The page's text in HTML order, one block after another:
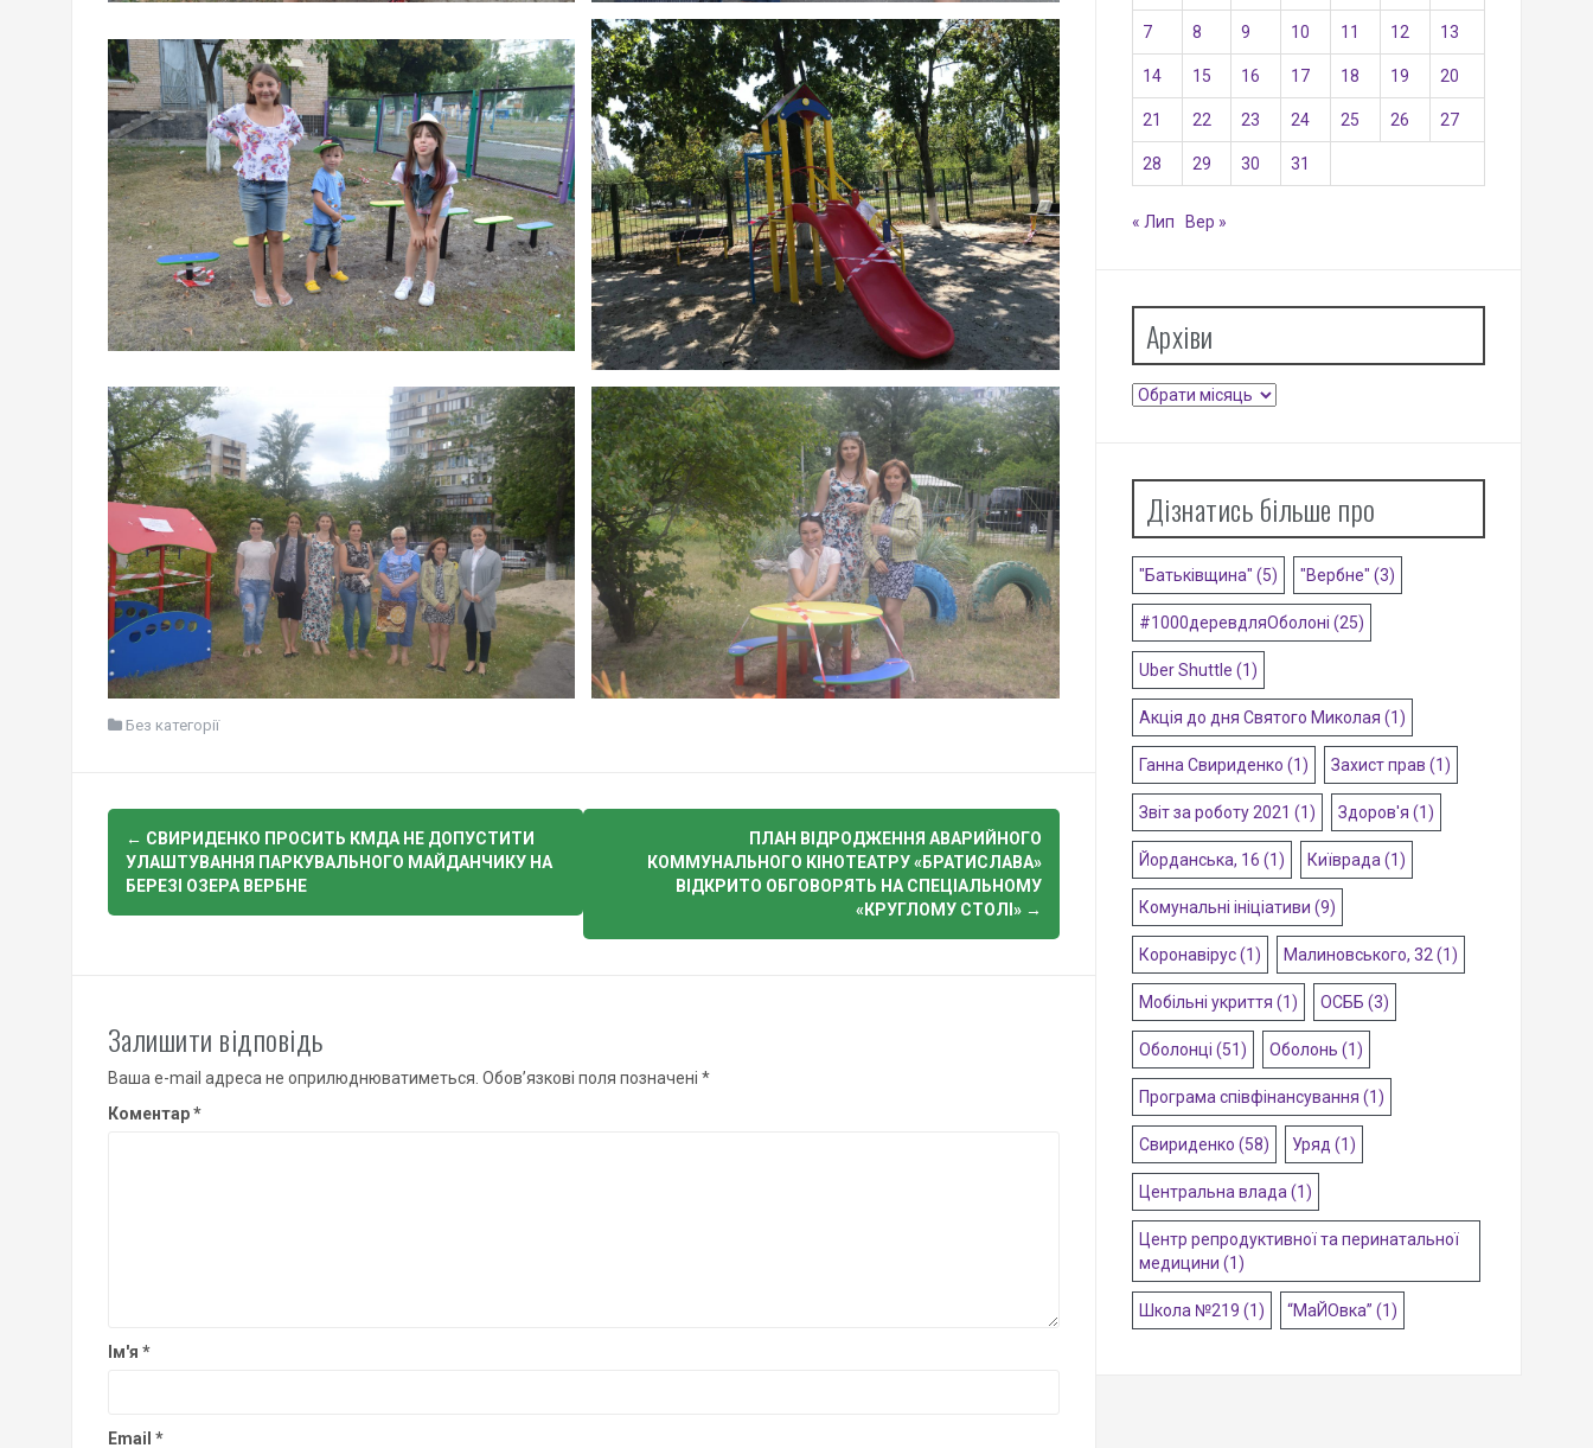
Без категорії
Post
navigation
← СВИРИДЕНКО ПРОСИТЬ КМДА НЕ ДОПУСТИТИ
УЛАШТУВАННЯ ПАРКУВАЛЬНОГО МАЙДАНЧИКУ НА
БЕРЕЗІ ОЗЕРА ВЕРБНЕ
ПЛАН ВІДРОДЖЕННЯ АВАРИЙНОГО
КОММУНАЛЬНОГО КІНОТЕАТРУ «БРАТИСЛАВА»
ВІДКРИТО ОБГОВОРЯТЬ НА СПЕЦІАЛЬНОМУ
«КРУГЛОМУ СТОЛІ» →
Залишити відповідь
Ваша e-mail адреса не оприлюднюватиметься. Обов’язкові поля позначені *
Коментар*
Ім'я *
Email *
7 8 9 10 11 12 13
14 15 16 17 18 19 20
21 22 23 24 25 26 27
28 29 30 31
« Лип Вер »
Архіви
Архіви
Дізнатись більше про
"Батьківщина" (5) "Вербне" (3)
#1000деревдляОболоні (25)
Uber Shuttle (1)
Акція до дня Святого Миколая (1)
Ганна Свириденко (1) Захист прав (1)
Звіт за роботу 2021 (1) Здоров'я (1)
Йорданська, 16 (1) Київрада(1)
Комунальні ініціативи (9)
Коронавірус(1) Малиновського, 32(1)
Мобільні укриття (1) ОСББ (3)
Оболонці (51) Оболонь (1)
Програма співфінансування (1)
Свириденко (58) Уряд (1)
Центральна влада(1)
Центр репродуктивної та перинатальної
медицини (1)
Школа №219 (1) “МаЙОвка” (1)